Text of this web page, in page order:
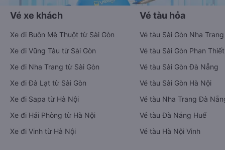
Vé xe khách
Xe đi Buôn Mê Thuột từ Sài Gòn
Xe đi Vũng Tàu từ Sài Gòn
Xe đi Nha Trang từ Sài Gòn
Xe đi Đà Lạt từ Sài Gòn
Xe đi Sapa từ Hà Nội
Xe đi Hải Phòng từ Hà Nội
Xe đi Vinh từ Hà Nội
Vé tàu hỏa
Vé tàu Sài Gòn Nha Trang
Vé tàu Sài Gòn Phan Thiết
Vé tàu Sài Gòn Đà Nẵng
Vé tàu Sài Gòn Hà Nội
Vé tàu Nha Trang Đà
Vé tàu Đà Nẵng Huế
Vé tàu Hà Nội Vinh